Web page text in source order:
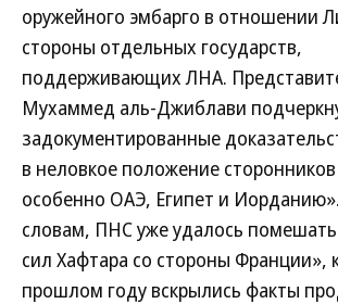
оружейного эмбарго в отношении
стороны отдельных государств,
поддерживающих ЛНА.
Мухаммед аль-Джиблави
задокументированные
в неловкое положение
особенно ОАЭ, Египет и
словам, ПНС уже удалось
сил Хафтара со стороны Франции»,
прошлом году вскрылись факты